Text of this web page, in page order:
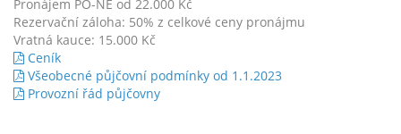
Pronájem PO-NE od 22.000 Kč
Rezervační záloha: 50% z celkové ceny pronájmu
Vratná kauce: 15.000 Kč
Ceník
Všeobecné půjčovní podmínky od 1.1.2023
Provozní řád půjčovny